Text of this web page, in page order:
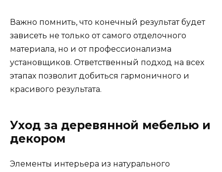
Важно помнить, что конечный результат будет
зависеть не только от самого отделочного
материала, но и от профессионализма
установщиков. Ответственный подход на всех
этапах позволит добиться гармоничного и
красивого результата.
Уход за деревянной мебелью и
декором
Элементы интерьера из натурального